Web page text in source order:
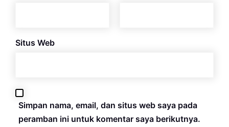
Situs Web
Simpan nama, email, dan situs web saya pada
peramban ini untuk komentar saya berikutnya.